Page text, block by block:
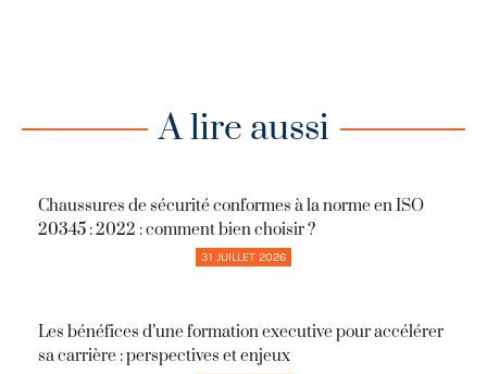
A lire aussi
Chaussures de sécurité conformes à la norme en ISO
20345 : 2022 : comment bien choisir ?
31 JUILLET 2026
Les bénéfices d’une formation executive pour accélérer
sa carrière : perspectives et enjeux